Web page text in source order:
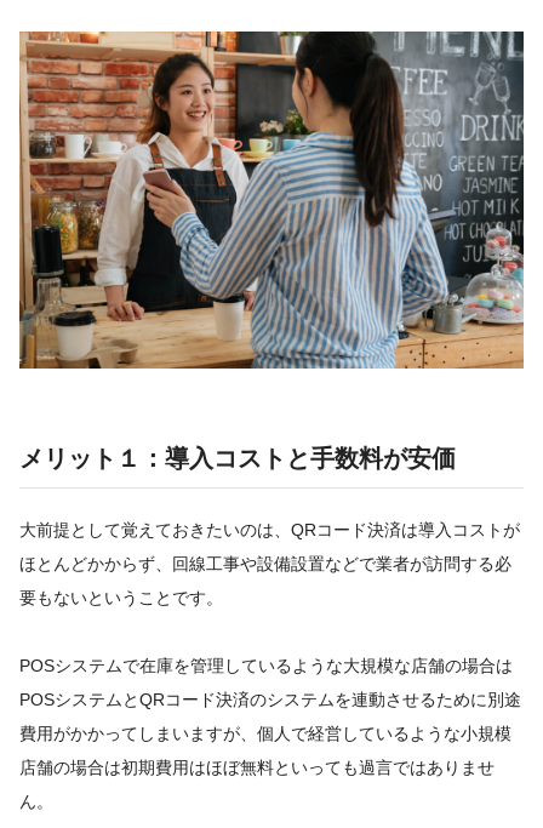
メリット１：導入コストと手数料が安価
大前提として覚えておきたいのは、QRコード決済は導入コストが
ほとんどかからず、回線工事や設備設置などで業者が訪問する必
要もないということです。
POSシステムで在庫を管理しているような大規模な店舗の場合は
POSシステムとQRコード決済のシステムを連動させるために別途
費用がかかってしまいますが、個人で経営しているような小規模
店舗の場合は初期費用はほぼ無料といっても過言ではありませ
ん。